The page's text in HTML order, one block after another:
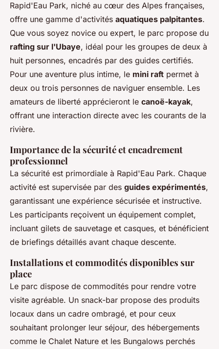
Rapid'Eau Park, niché au cœur des Alpes françaises,
offre une gamme d'activités aquatiques palpitantes.
Que vous soyez novice ou expert, le parc propose du
rafting sur l'Ubaye, idéal pour les groupes de deux à
huit personnes, encadrés par des guides certifiés.
Pour une aventure plus intime, le mini raft permet à
deux ou trois personnes de naviguer ensemble. Les
amateurs de liberté apprécieront le canoë-kayak,
offrant une interaction directe avec les courants de la
rivière.
Importance de la sécurité et encadrement
professionnel
La sécurité est primordiale à Rapid'Eau Park. Chaque
activité est supervisée par des guides expérimentés,
garantissant une expérience sécurisée et instructive.
Les participants reçoivent un équipement complet,
incluant gilets de sauvetage et casques, et bénéficient
de briefings détaillés avant chaque descente.
Installations et commodités disponibles sur
place
Le parc dispose de commodités pour rendre votre
visite agréable. Un snack-bar propose des produits
locaux dans un cadre ombragé, et pour ceux
souhaitant prolonger leur séjour, des hébergements
comme le Chalet Nature et les Bungalows perchés